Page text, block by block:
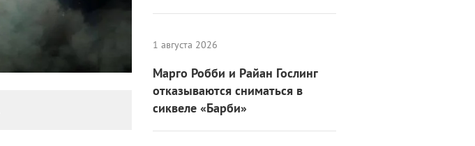
1 августа 2026
Марго Робби и Райан Гослинг
отказываются сниматься в
сиквеле «Барби»